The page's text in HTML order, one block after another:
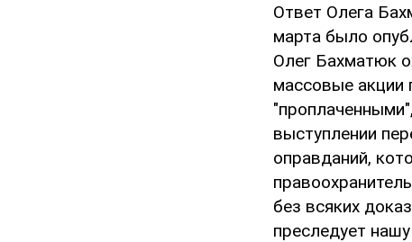
Ответ Олега
марта было
Олег Бахматюк
массовые акции
выступлении
оправданий,
без всяких
преследует